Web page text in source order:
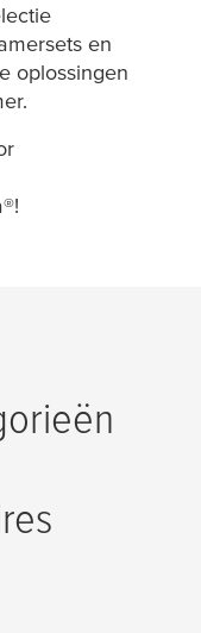
en
oplossingen
®!